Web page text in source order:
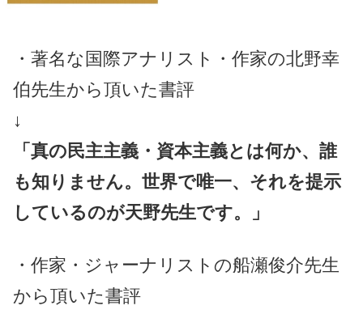
・著名な国際アナリスト・作家の北野幸
伯先生から頂いた書評
↓
「真の民主主義・資本主義とは何か、誰
も知りません。世界で唯一、それを提示
しているのが天野先生です。」
・作家・ジャーナリストの船瀬俊介先生
から頂いた書評